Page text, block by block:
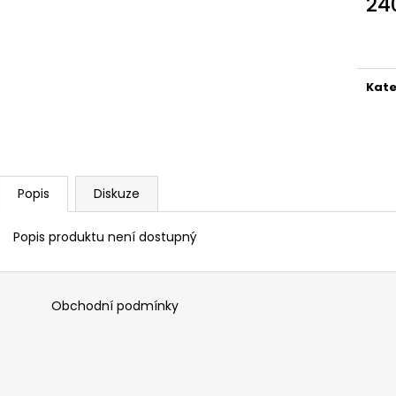
Popis Diskuze
Popis produktu není dostupný
Obchodní podmínky